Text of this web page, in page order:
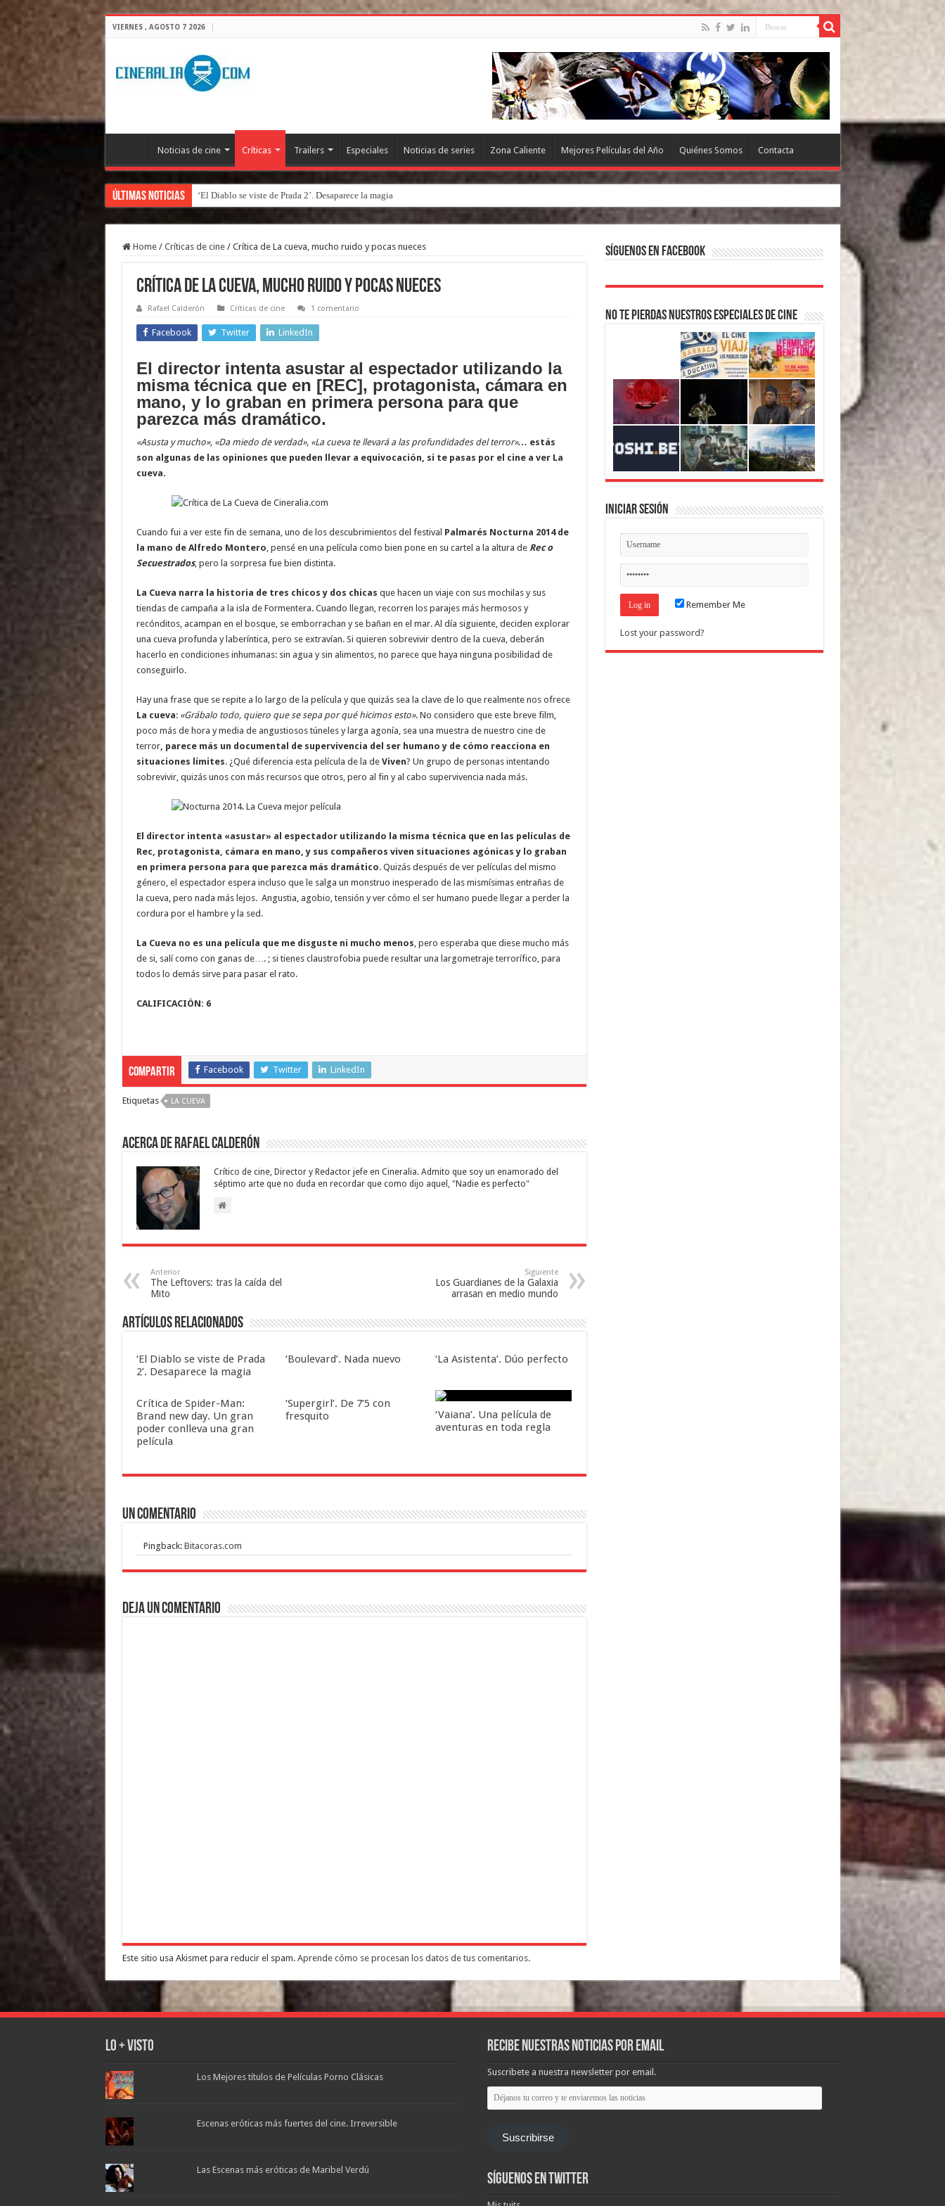
VIERNES , AGOSTO 7 2026
Noticias de cine Críticas Trailers Especiales Noticias de series Zona Caliente Mejores Películas del Año Quiénes Somos Contacta
Últimas Noticias ‘El Diablo se viste de Prada 2’. Desaparece la magia
Home / Críticas de cine / Crítica de La cueva, mucho ruido y pocas nueces
Crítica de La cueva, mucho ruido y pocas nueces
Rafael Calderón Críticas de cine 1 comentario
Facebook Twitter LinkedIn
El director intenta asustar al espectador utilizando la
misma técnica que en [REC], protagonista, cámara en
mano, y lo graban en primera persona para que
parezca más dramático.
«Asusta y mucho», «Da miedo de verdad», «La cueva te llevará a las profundidades del terror»… estás
son algunas de las opiniones que pueden llevar a equivocación, si te pasas por el cine a verLa
cueva.
Cuando fui a ver este fin de semana, uno de los descubrimientos del festival Palmarés Nocturna 2014 de
la mano de Alfredo Montero, pensé en una película como bien pone en su cartel a la altura de Rec o
Secuestrados, pero la sorpresa fue bien distinta.
La Cueva narra la historia de tres chicos y dos chicas que hacen un viaje con sus mochilas y sus
tiendas de campaña a la isla de Formentera. Cuando llegan, recorren los parajes más hermosos y
recónditos, acampan en el bosque, se emborrachan y se bañan en el mar. Al día siguiente, deciden explorar
una cueva profunda y laberíntica, pero se extravían. Si quieren sobrevivir dentro de la cueva, deberán
hacerlo en condiciones inhumanas: sin agua y sin alimentos, no parece que haya ninguna posibilidad de
conseguirlo.
Hay una frase que se repite a lo largo de la película y que quizás sea la clave de lo que realmente nos ofrece
La cueva: «Grábalo todo, quiero que se sepa por qué hicimos esto». No considero que este breve film,
poco más de hora y media de angustiosos túneles y larga agonía, sea una muestra de nuestro cine de
terror, parece más un documental de supervivencia del ser humano y de cómo reacciona en
situaciones límites. ¿Qué diferencia esta película de la de Viven? Un grupo de personas intentando
sobrevivir, quizás unos con más recursos que otros, pero al fin y al cabo supervivencia nada más.
El director intenta «asustar» al espectador utilizando la misma técnica que en las películas de
Rec, protagonista, cámara en mano, y sus compañeros viven situaciones agónicas y lo graban
en primera persona para que parezca más dramático. Quizás después de ver películas del mismo
género, el espectador espera incluso que le salga un monstruo inesperado de las mismísimas entrañas de
la cueva, pero nada más lejos. Angustia, agobio, tensión y ver cómo el ser humano puede llegar a perder la
cordura por el hambre y la sed.
La Cueva no es una película que me disguste ni mucho menos, pero esperaba que diese mucho más
de si, salí como con ganas de…. ; si tienes claustrofobia puede resultar una largometraje terrorífico, para
todos lo demás sirve para pasar el rato.
CALIFICACIÓN: 6
Compartir Facebook Twitter LinkedIn
Etiquetas LA CUEVA
Acerca de Rafael Calderón
Crítico de cine, Director y Redactor jefe en Cineralia. Admito que soy un enamorado del
séptimo arte que no duda en recordar que como dijo aquel, "Nadie es perfecto"
Anterior
The Leftovers: tras la caída del
Mito
Siguiente
Los Guardianes de la Galaxia
arrasan en medio mundo
Artículos relacionados
‘El Diablo se viste de Prada
2’. Desaparece la magia
‘Boulevard’. Nada nuevo ‘La Asistenta’. Dúo perfecto
Crítica de Spider-Man:
Brand new day. Un gran
poder conlleva una gran
película
‘Supergirl’. De 7’5 con
fresquito
‘Vaiana’. Una película de
aventuras en toda regla
Un comentario
Pingback: Bitacoras.com
Deja un comentario
Este sitio usa Akismet para reducir el spam. Aprende cómo se procesan los datos de tus comentarios.
Síguenos en Facebook
No te pierdas nuestros Especiales de Cine
Iniciar Sesión
Remember Me
Lost your password?
Lo + Visto
Los Mejores títulos de Películas Porno Clásicas
Escenas eróticas más fuertes del cine. Irreversible
Las Escenas más eróticas de Maribel Verdú
Recibe nuestras noticias por email
Suscribete a nuestra newsletter por email.
Déjanos
tu
correo
enviaremos
Suscribirse
Síguenos en Twitter